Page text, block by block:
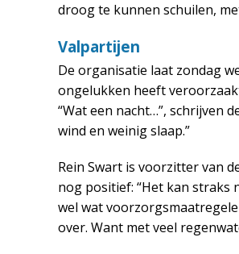
droog te kunnen schuilen,
Valpartijen
De organisatie laat zondag
ongelukken heeft
“Wat een nacht…”, schrijven
wind en weinig slaap.”
Rein Swart is voorzitter van
nog positief: “Het kan straks
wel wat
over. Want met veel